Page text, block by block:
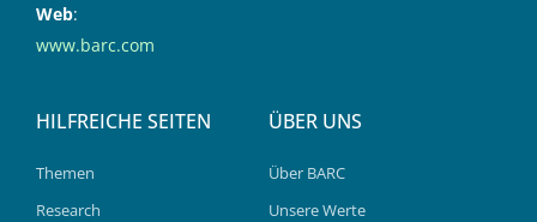
Web:
www.barc.com
HILFREICHE SEITEN
Themen
Research
ÜBER UNS
Über BARC
Unsere Werte